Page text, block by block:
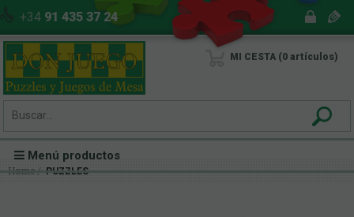
+34 91 435 37 24
MI CESTA 0 artículos
Menú productos
Home PUZZLES